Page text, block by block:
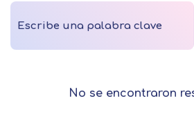
No se encontraron